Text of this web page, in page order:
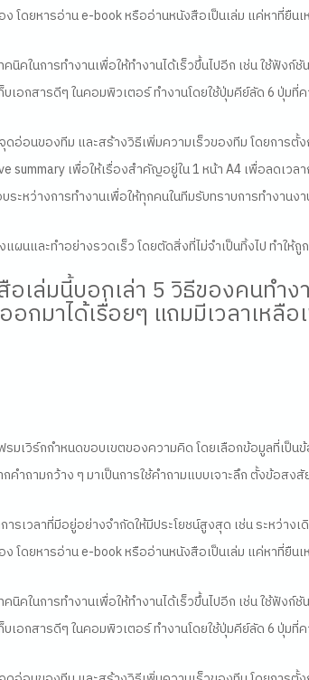
ง โดยหารอ่านe-bookหรืออ่านหนังสือเป็นเล่ม แค่หาที่ยืน
คนิคในการทำงานเพื่อให้ทำงานได้เร็วขึ้นไปอีก เช่น ใช้ฟังก์
บเอกสารดีๆ ในคอมพิวเตอร์ ทำงานโดยใช้ปุ่มคีย์ลัด6ปุ่มที่ค
ดอ่อนของทีม และสร้างวิธีเพิ่มความเร็วของทีมโดยการตั้
summaryเพื่อให้เรื่องสำคัญอยู่ใน 1 หน้าA4เพื่อลดเวล
ระหว่างการทำงานเพื่อให้ทุกคนในทีมรับทราบการทำงาน
แผนและทำอย่างรวดเร็วโดยตัดสิ่งที่ไม่จำเป็นทิ้งไป ทำให้
อเล่มนี้บอกเล่า 5 วิธีของคนทำง
อกมาได้เรื่อยๆ แถมมีเวลาเหลือ
รมเวิร์กกำหนดขอบเขตของความคิดโดยเลือกข้อมูลที่เป็น
กคำถามกว้าง ๆ มาเป็นการใช้คำถามแบบเจาะลึก ตั้งข้อสงสั
ารเวลาที่มีอยู่อย่างจำกัดให้มีประโยชน์สูงสุด เช่น ระหว่าง
ง โดยหารอ่านe-bookหรืออ่านหนังสือเป็นเล่ม แค่หาที่ยืน
คนิคในการทำงานเพื่อให้ทำงานได้เร็วขึ้นไปอีก เช่น ใช้ฟังก์
บเอกสารดีๆ ในคอมพิวเตอร์ ทำงานโดยใช้ปุ่มคีย์ลัด6ปุ่มที่ค